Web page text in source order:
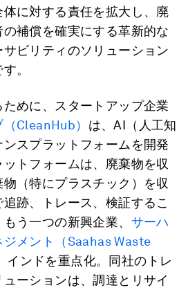
に対する責任を拡大し、廃
補償を確実にする革新的な
ビリティのソリューション
。
めに、スタートアップ企業
CleanHub） は、AI（人工知
スプラットフォームを開発
トフォームは、廃棄物を収
（特にプラスチック）を収
跡、トレース、検証するこ
う一つの新興企業、 サーハ
ジメント（Saahas Waste
インドを重点化。同社のトレ
ーションは、調達とリサイ